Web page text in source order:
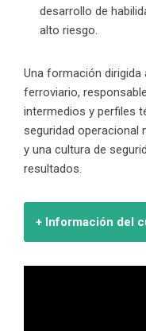
desarrollo de
alto riesgo.
Una formación
ferroviario,
intermedios y perfiles
seguridad operacional
y una cultura de
resultados.
+ Información del